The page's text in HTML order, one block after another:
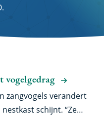
zangvogels verandert
schijnt. “Ze